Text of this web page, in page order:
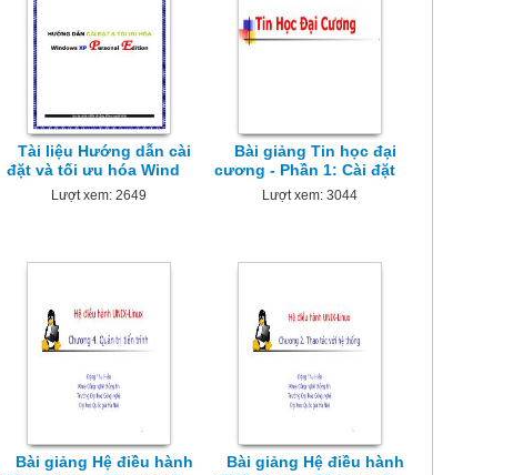
Tài liệu Hướng dẫn cài
đặt và tối ưu hóa Wind
Lượt xem: 2649
Bài giảng Tin học đại
cương - Phần 1: Cài đặt
Lượt xem: 3044
Bài giảng Hệ điều hành
Bài giảng Hệ điều hành